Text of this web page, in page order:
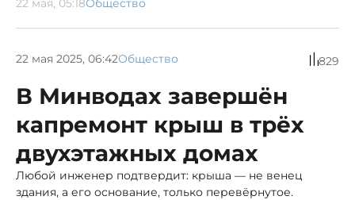
22 мая, 05:18Общество
22 мая 2025, 06:42Общество 829
В Минводах завершён
капремонт крыш в трёх
двухэтажных домах
Любой инженер подтвердит: крыша — не венец
здания, а его основание, только перевёрнутое.